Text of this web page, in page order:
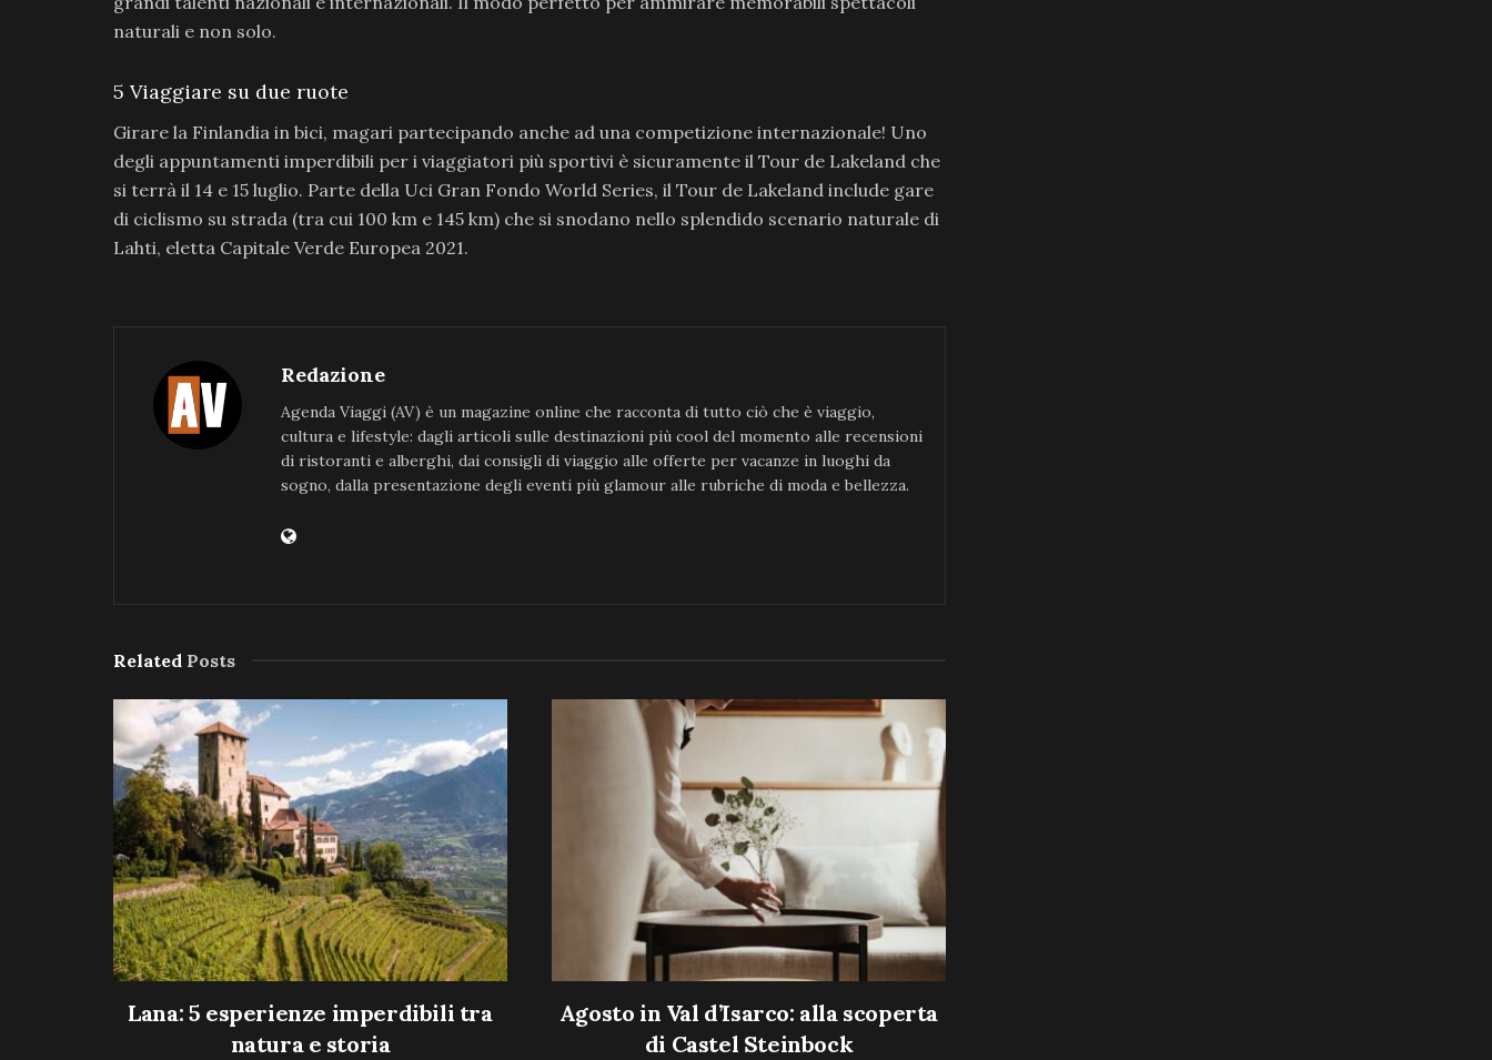
naturali e non solo.
5 Viaggiare su due ruote
Girare la Finlandia in bici, magari partecipando anche ad una competizione internazionale! Uno
degli appuntamenti imperdibili per i viaggiatori più sportivi è sicuramente il Tour de Lakeland che
si terrà il 14 e 15 luglio. Parte della Uci Gran Fondo World Series, il Tour de Lakeland include gare
di ciclismo su strada (tra cui 100 km e 145 km) che si snodano nello splendido scenario naturale di
Lahti, eletta Capitale Verde Europea 2021.
Redazione
Agenda Viaggi (AV) è un magazine online che racconta di tutto ciò che è viaggio,
cultura e lifestyle: dagli articoli sulle destinazioni più cool del momento alle recensioni
di ristoranti e alberghi, dai consigli di viaggio alle offerte per vacanze in luoghi da
sogno, dalla presentazione degli eventi più glamour alle rubriche di moda e bellezza.
Related Posts
Lana: 5 esperienze imperdibili tra
natura e storia
Agosto in Val d’Isarco: alla scoperta
di Castel Steinbock